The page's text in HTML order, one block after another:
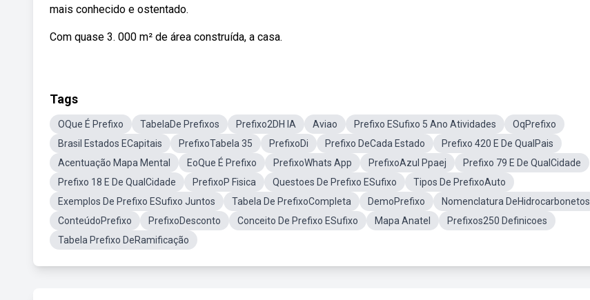
mais conhecido e ostentado.
Com quase 3. 000 m² de área construída, a casa.
Tags
OQue É Prefixo TabelaDe Prefixos Prefixo2DH IA Aviao Prefixo ESufixo 5 Ano Atividades
OqPrefixo
Brasil Estados ECapitais
PrefixoTabela 35 PrefixoDi Prefixo DeCada Estado
Prefixo 420 E De QualPais
Acentuação Mapa Mental
EoQue É Prefixo PrefixoWhats App PrefixoAzul Ppaej
Prefixo 79 E De QualCidade
Prefixo 18 E De QualCidade
PrefixoP Fisica Questoes De Prefixo ESufixo
Tipos De PrefixoAuto
Exemplos De Prefixo ESufixo Juntos
Tabela De PrefixoCompleta DemoPrefixo
Nomenclatura DeHidrocarbonetos
ConteúdoPrefixo
PrefixoDesconto Conceito De Prefixo ESufixo Mapa Anatel
Prefixos250 Definicoes
Tabela Prefixo DeRamificação